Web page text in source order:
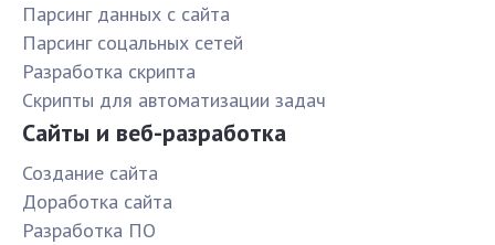
Парсинг данных с сайта
Парсинг соцальных сетей
Разработка скрипта
Скрипты для автоматизации задач
Сайты и веб-разработка
Создание сайта
Доработка сайта
Разработка ПО